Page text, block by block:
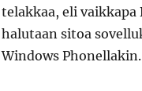
telakkaa, eli
halutaan sitoa
Windows Phonellakin.